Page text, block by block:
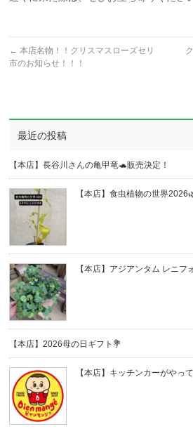
← 本店名物！！クリスマスローズセリ
市のお知らせ！！！
最近の投稿
【本店】長谷川さんの亀甲竜🐢販売決定！
【本店】食虫植物の世界
【本店】アジアンタム レニ
【本店】2026母の日ギフト💐
【本店】キッチンカーがやっ